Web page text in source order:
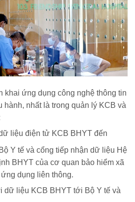
khai ứng dụng công nghệ thông tin
hành, nhất là trong quản lý KCB và
liệu điện tử KCB BHYT đến
Y tế và cổng tiếp nhận dữ liệu Hệ
BHYT của cơ quan bảo hiểm xã
dụng liên thông.
dữ liệu KCB BHYT tới Bộ Y tế và